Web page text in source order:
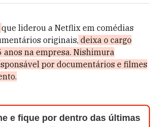
que liderou a Netflix em comédias
originais, deixa o cargo
anos na empresa. Nishimura
por documentários e filmes
e fique por dentro das últimas